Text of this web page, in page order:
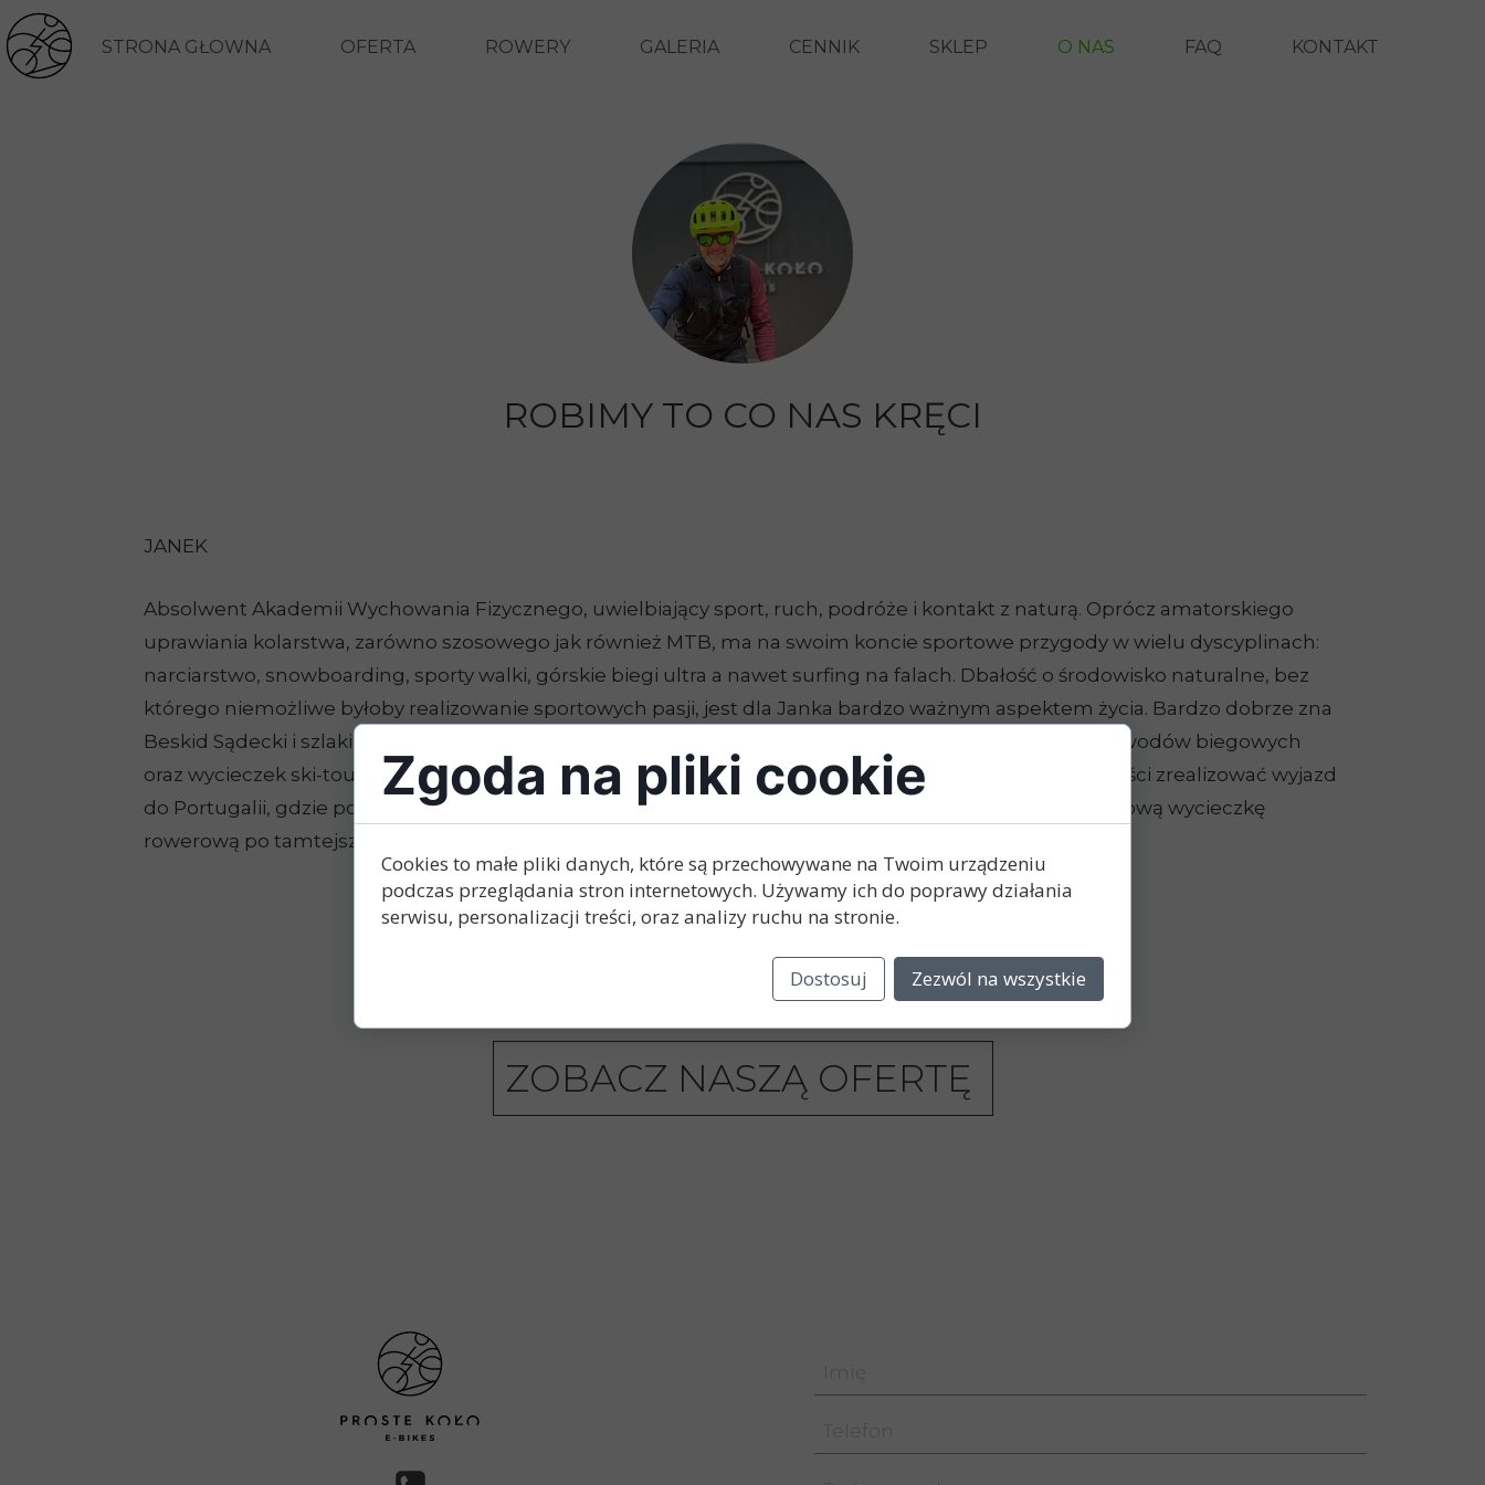
STRONA GŁOWNA OFERTA ROWERY GALERIA CENNIK SKLEP O NAS FAQ KONTAKT
ROBIMY TO CO NAS KRĘCI
JANEK
Absolwent Akademii Wychowania Fizycznego, uwielbiający sport, ruch, podróże i kontakt z naturą. Oprócz amatorskiego
uprawiania kolarstwa, zarówno szosowego jak również MTB, ma na swoim koncie sportowe przygody w wielu dyscyplinach:
narciarstwo, snowboarding, sporty walki, górskie biegi ultra a nawet surfing na falach. Dbałość o środowisko naturalne, bez
którego niemożliwe byłoby realizowanie sportowych pasji, jest dla Janka bardzo ważnym aspektem życia. Bardzo dobrze zna
Beskid Sądecki i szlaki Beskidu Niskiego, które przemierzył na górskim rowerze podczas treningów i zawodów biegowych
oraz wycieczek ski-tourowych. Posiada uprawnienia instruktora turystyki rowerowej. Chciałby w przyszłości zrealizować wyjazd
do Portugalii, gdzie podczas jednego dnia można przeżyć poranną sesję surfingu na falach i popołudniową wycieczkę
rowerową po tamtejszych pięknych, pagórkowatych terenach.
ZOBACZ NASZĄ OFERTĘ
Zgoda na pliki cookie
Cookies to małe pliki danych, które są przechowywane na Twoim urządzeniu
podczas przeglądania stron internetowych. Używamy ich do poprawy działania
serwisu, personalizacji treści, oraz analizy ruchu na stronie.
Dostosuj Zezwól na wszystkie